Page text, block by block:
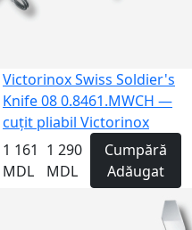
Victorinox Swiss Soldier's
Knife 08 0.8461.MWCH —
cuțit pliabil Victorinox
1 161
MDL
1 290
MDL
Cumpără
Adăugat